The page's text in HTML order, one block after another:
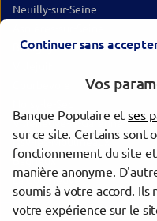
Neuilly-sur-Seine
Bobigny
Villeneuve-la-Garenne
Issy-les-Moulineaux
Bagneux
La Courneuve
Continuer sans
Vos
Banque Populaire etses
sur ce site. Certains sont
fonctionnement du site
manière anonyme.
soumis à votre accord.
votre expérience sur le